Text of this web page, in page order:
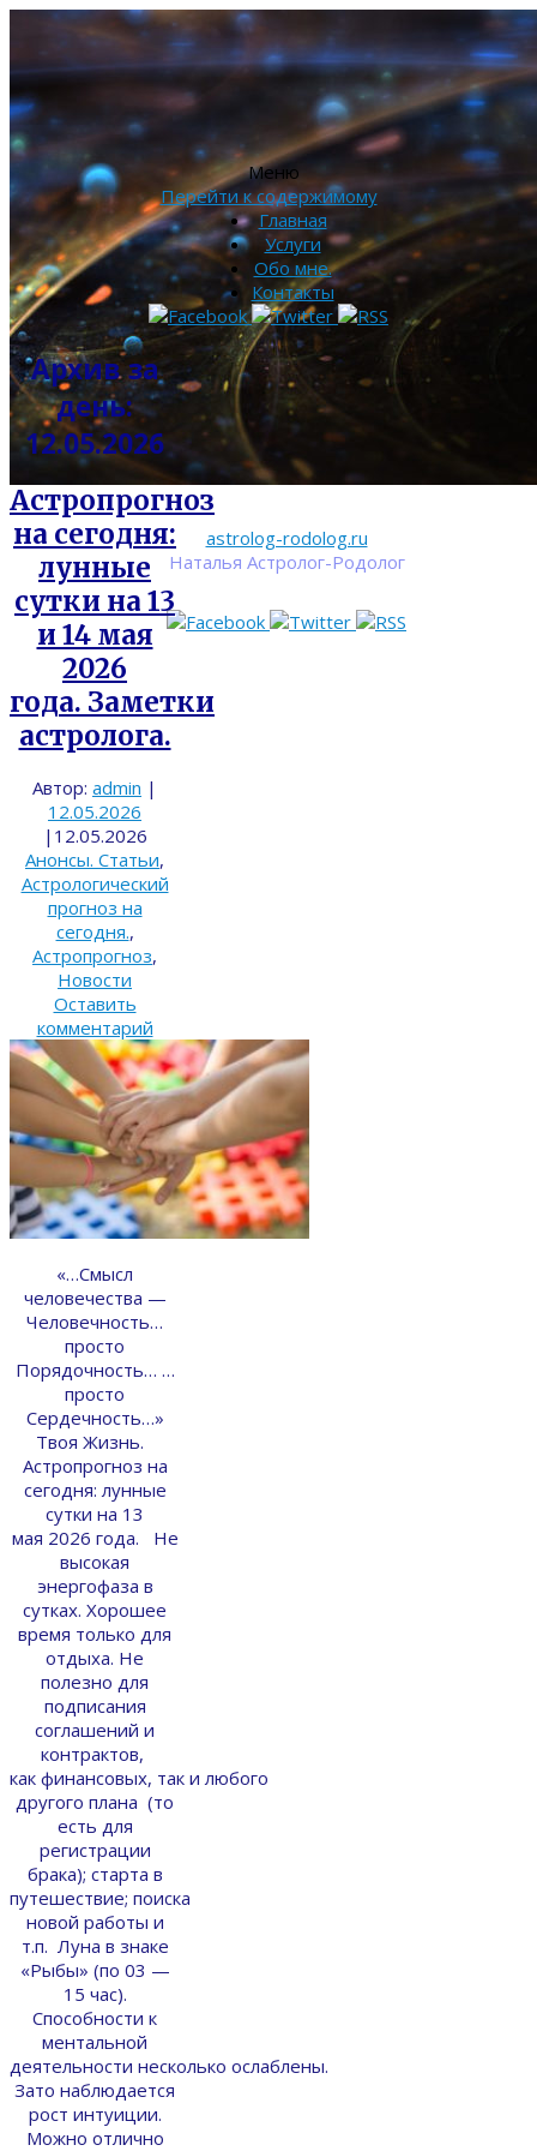
astrolog-rodolog.ru
Наталья Астролог-Родолог
Меню
Перейти к содержимому
Главная
Услуги
Обо мне.
Контакты
Архив за
день:
12.05.2026
Астропрогноз
на сегодня:
лунные
сутки на 13
и 14 мая
2026
года. Заметки
астролога.
Автор: admin |
12.05.2026
| 12.05.2026
Анонсы. Статьи,
Астрологический
прогноз на
сегодня.,
Астропрогноз,
Новости
Оставить
комментарий
«…Смысл
человечества —
Человечность…
просто
Порядочность… …
просто
Сердечность…»
Твоя Жизнь.
Астропрогноз на
сегодня: лунные
сутки на 13
мая 2026 года. Не
высокая
энергофаза в
сутках. Хорошее
время только для
отдыха. Не
полезно для
подписания
соглашений и
контрактов,
как финансовых, так и любого
другого плана (то
есть для
регистрации
брака); старта в
путешествие; поиска
новой работы и
т.п. Луна в знаке
«Рыбы» (по 03 —
15 час).
Способности к
ментальной
деятельности несколько ослаблены.
Зато наблюдается
рост интуиции.
Можно отлично